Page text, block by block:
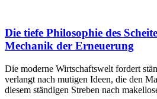
Die tiefe Philosophie des
Mechanik der Erneuerung
Die moderne Wirtschaftswelt fordert
verlangt nach mutigen Ideen, die den
diesem ständigen Streben nach